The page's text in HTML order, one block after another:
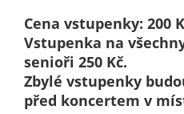
Cena vstupenky: 200
Vstupenka na
senioři 250 Kč.
Zbylé vstupenky
před koncertem v